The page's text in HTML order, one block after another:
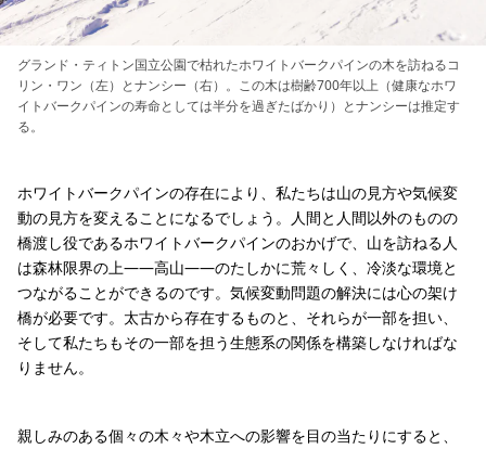
グランド・ティトン国立公園で枯れたホワイトバークパインの木を訪ねるコ
リン・ワン（左）とナンシー（右）。この木は樹齢700年以上（健康なホワ
イトバークパインの寿命としては半分を過ぎたばかり）とナンシーは推定す
る。
ホワイトバークパインの存在により、私たちは山の見方や気候変
動の見方を変えることになるでしょう。人間と人間以外のものの
橋渡し役であるホワイトバークパインのおかげで、山を訪ねる人
は森林限界の上――高山――のたしかに荒々しく、冷淡な環境と
つながることができるのです。気候変動問題の解決には心の架け
橋が必要です。太古から存在するものと、それらが一部を担い、
そして私たちもその一部を担う生態系の関係を構築しなければな
りません。
親しみのある個々の木々や木立への影響を目の当たりにすると、